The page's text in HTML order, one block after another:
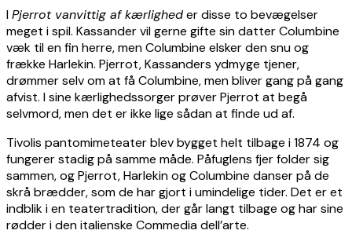
IPjerrot vanvittig af kærligheder disse to bevægelser
meget i spil. Kassander vil gerne gifte sin datter Columbine
væk til en fin herre, men Columbine elsker den snu og
frække Harlekin. Pjerrot, Kassanders ydmyge tjener,
drømmer selv om at få Columbine, men bliver gang på gang
afvist. I sine kærlighedssorger prøver Pjerrot at begå
selvmord, men det er ikke lige sådan at finde ud af.
Tivolis pantomimeteater blev bygget helt tilbage i 1874 og
fungerer stadig på samme måde. Påfuglens fjer folder sig
sammen, og Pjerrot, Harlekin og Columbine danser på de
skrå brædder, som de har gjort i umindelige tider. Det er et
indblik i en teatertradition, der går langt tilbage og har sine
rødder i den italienske Commedia dell’arte.